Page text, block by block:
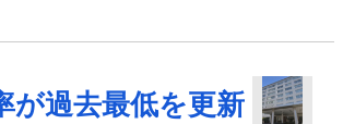
が過去最低を更新